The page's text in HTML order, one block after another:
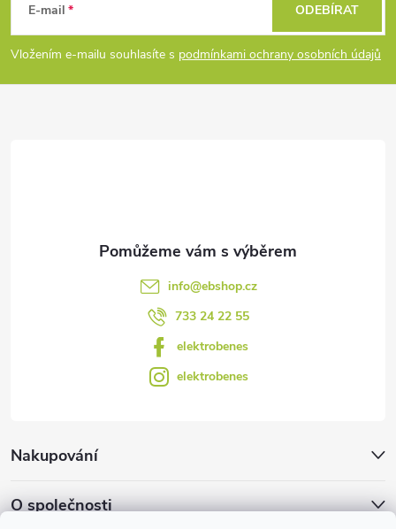
p
E-mail
Vložením e-mailu souhlasíte s podmínkami ochrany osobních údajů
ODEBÍRAT
Nakupování
O společnosti
info@ebshop.cz
733 24 22 55
elektrobenes
elektrobenes